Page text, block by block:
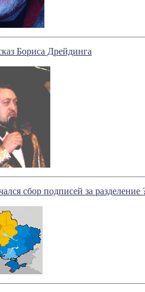
Бориса Дрейдинга
сбор подписей за